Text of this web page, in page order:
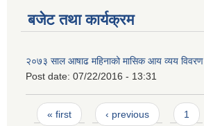
बजेट तथा कार्यक्रम
२०७३ साल आषाढ महिनाको मासिक आय व्यय विवरण
Post date: 07/22/2016 - 13:31
Pages
« first ‹ previous 1